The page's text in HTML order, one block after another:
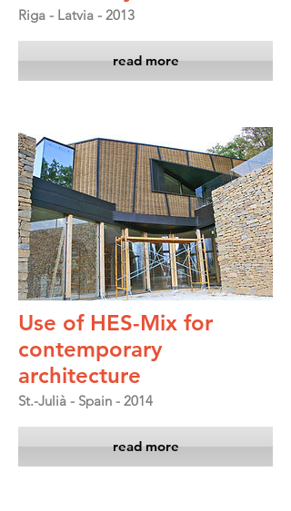
Riga - Latvia - 2013
read more
Use of HES-Mix for
contemporary
architecture
St.-Julià - Spain - 2014
read more